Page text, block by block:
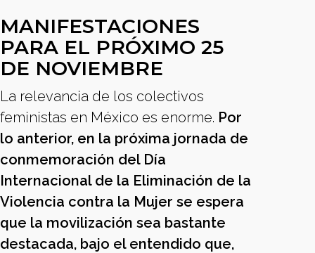
MANIFESTACIONES
PARA EL PRÓXIMO 25
DE NOVIEMBRE
La relevancia de los colectivos
feministas en México es enorme. Por
lo anterior, en la próxima jornada de
conmemoración del Día
Internacional de la Eliminación de la
Violencia contra la Mujer se espera
que la movilización sea bastante
destacada, bajo el entendido que,